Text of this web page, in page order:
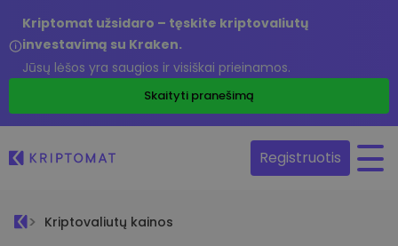
Kriptomat užsidaro – tęskite kriptovaliutų
investavimą su Kraken.
Jūsų lėšos yra saugios ir visiškai prieinamos.
Skaityti pranešimą
Registruotis
Kriptovaliutų kainos